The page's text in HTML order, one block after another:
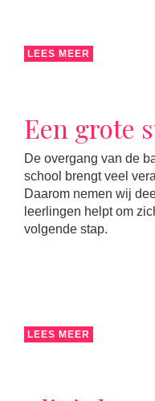
LEES MEER
Een grote
De overgang van de
school brengt veel
Daarom nemen wij
leerlingen helpt om
volgende stap.
LEES MEER